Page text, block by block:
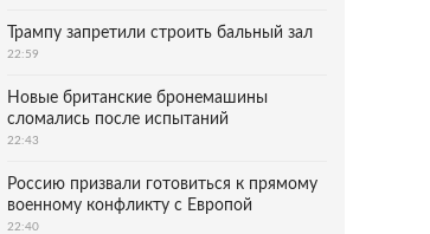
Трампу запретили строить бальный зал
22:59
Новые британские бронемашины
сломались после испытаний
22:43
Россию призвали готовиться к прямому
военному конфликту с Европой
22:40